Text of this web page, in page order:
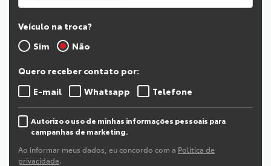
Veículo na troca?
Sim
Não
Quero receber contato por:
E-mail
Whatsapp Telefone
Autorizo o uso de minhas informações pessoais para
campanhas de marketing.
Ao informar meus dados, eu concordo com a Política de
privacidade.